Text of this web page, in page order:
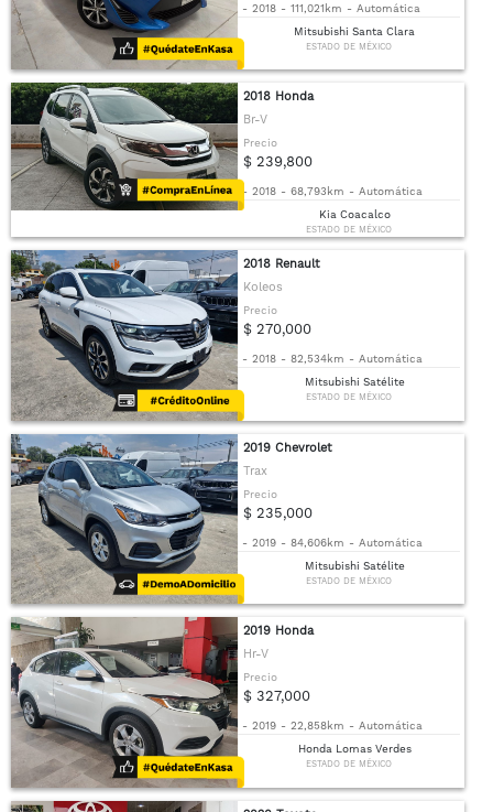
- 2018 - 111,021km - Automática
Mitsubishi Santa Clara
ESTADO DE MÉXICO
2018 Honda
Br-V
Precio
$ 239,800
- 2018 - 68,793km - Automática
Kia Coacalco
ESTADO DE MÉXICO
2018 Renault
Koleos
Precio
$ 270,000
- 2018 - 82,534km - Automática
Mitsubishi Satélite
ESTADO DE MÉXICO
2019 Chevrolet
Trax
Precio
$ 235,000
- 2019 - 84,606km - Automática
Mitsubishi Satélite
ESTADO DE MÉXICO
2019 Honda
Hr-V
Precio
$ 327,000
- 2019 - 22,858km - Automática
Honda Lomas Verdes
ESTADO DE MÉXICO